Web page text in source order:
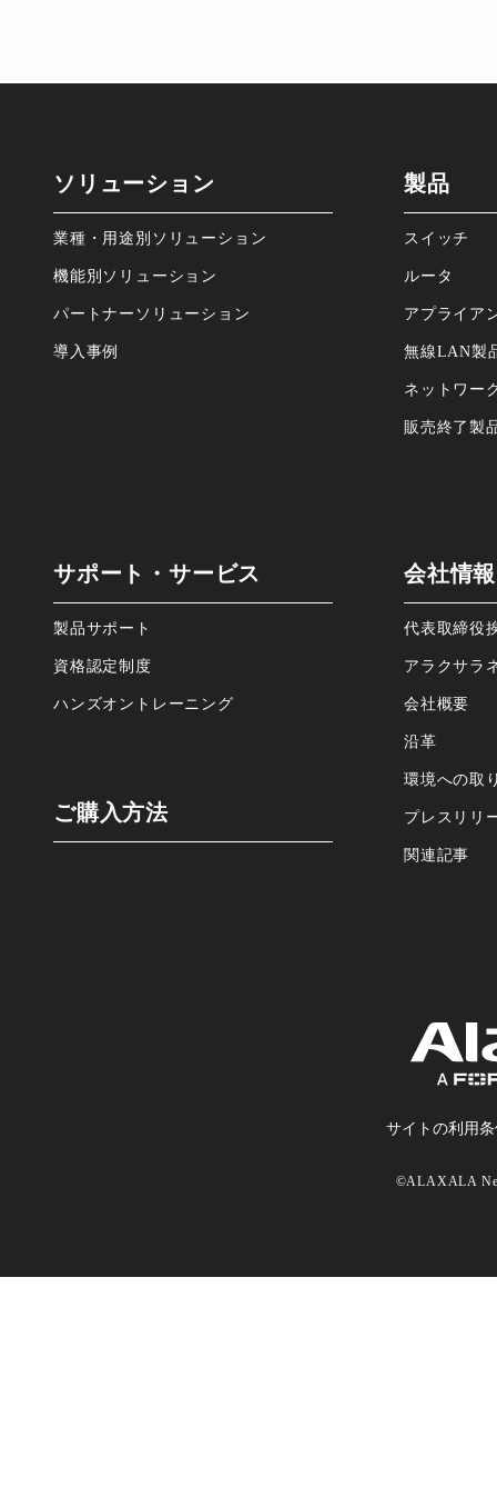
ソリューション
業種・⽤途別ソリューション
機能別ソリューション
パートナーソリューション
導⼊事例
製品
スイッチ
ルータ
アプライア
無線LAN製
ネットワー
販売終了製
サポート・サービス
製品サポート
資格認定制度
ハンズオントレーニング
ご購⼊⽅法
会社情報
代表取締役
アラクサラ
会社概要
沿⾰
環境への取
プレスリリ
関連記事
サイトの利⽤条
©ALAXALA